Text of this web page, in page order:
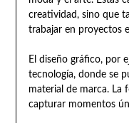
creatividad, sino que
trabajar en proyectos
El diseño gráfico, por
tecnología, donde se
material de marca. La
capturar momentos